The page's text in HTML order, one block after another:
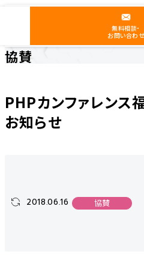
無料相談・
お問い合わせ
協賛
PHPカンファレンス
お知らせ
2018.06.16 協賛